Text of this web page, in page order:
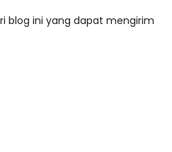
blog ini yang dapat mengirim